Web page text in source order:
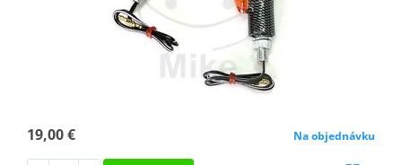
19,00 € Na objednávku